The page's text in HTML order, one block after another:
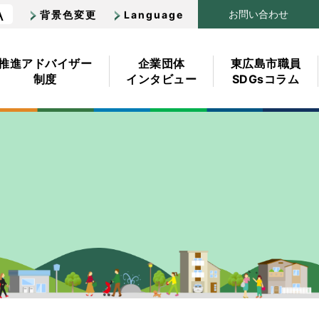
背景色変更 Language お問い合わせ
進アドバイザー
制度
企業団体
インタビュー
東広島市職員
SDGsコラム